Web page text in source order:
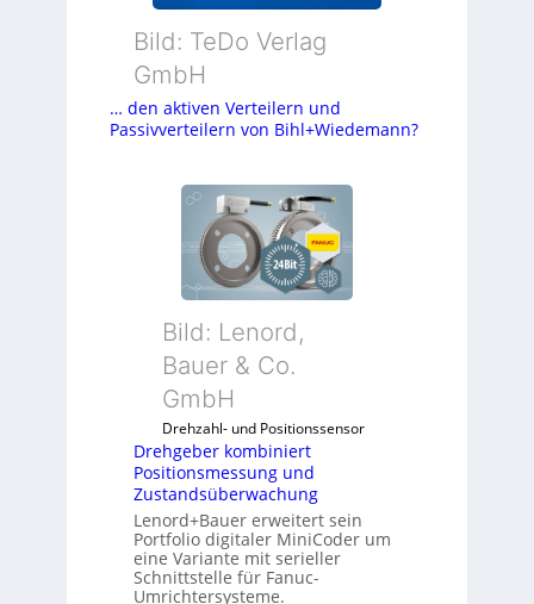
Bild: TeDo Verlag
GmbH
… den aktiven Verteilern und
Passivverteilern von Bihl+Wiedemann?
Bild: Lenord,
Bauer & Co.
GmbH
Drehzahl- und Positionssensor
Drehgeber kombiniert
Positionsmessung und
Zustandsüberwachung
Lenord+Bauer erweitert sein
Portfolio digitaler MiniCoder um
eine Variante mit serieller
Schnittstelle für Fanuc-
Umrichtersysteme.